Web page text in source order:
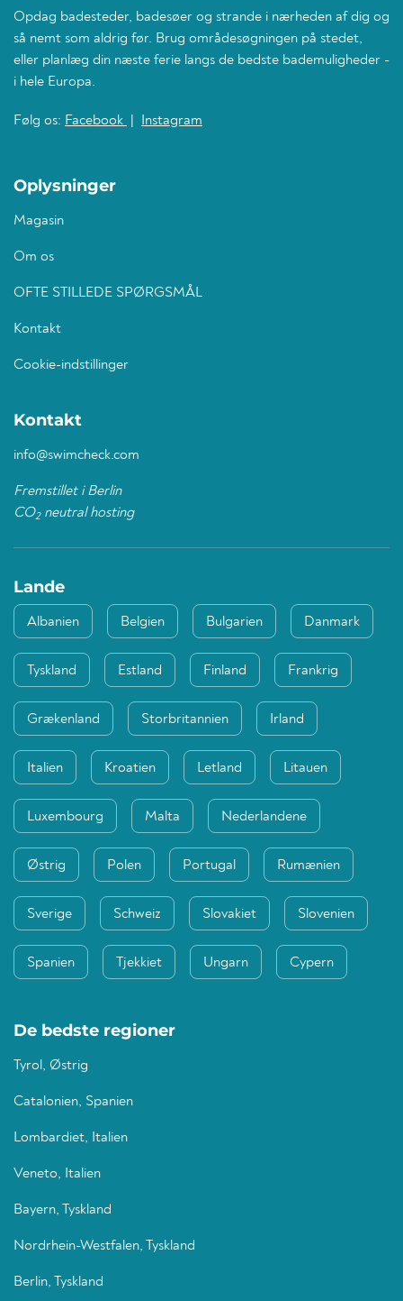
Opdag badesteder, badesøer og strande i nærheden af dig og
så nemt som aldrig før. Brug områdesøgningen på stedet,
eller planlæg din næste ferie langs de bedste bademuligheder -
i hele Europa.
Følg os: Facebook Instagram
Oplysninger
Magasin
Om os
OFTE STILLEDE SPØRGSMÅL
Kontakt
Cookie-indstillinger
Kontakt
info@swimcheck.com
Fremstillet i Berlin
CO2neutral hosting
Lande
Albanien Belgien Bulgarien Danmark
Tyskland Estland Finland Frankrig
Grækenland Storbritannien Irland
Italien Kroatien Letland Litauen
Luxembourg Malta Nederlandene
Østrig Polen Portugal Rumænien
Sverige Schweiz Slovakiet Slovenien
Spanien Tjekkiet Ungarn Cypern
De bedste regioner
Tyrol, Østrig
Catalonien, Spanien
Lombardiet, Italien
Veneto, Italien
Bayern, Tyskland
Nordrhein-Westfalen, Tyskland
Berlin, Tyskland